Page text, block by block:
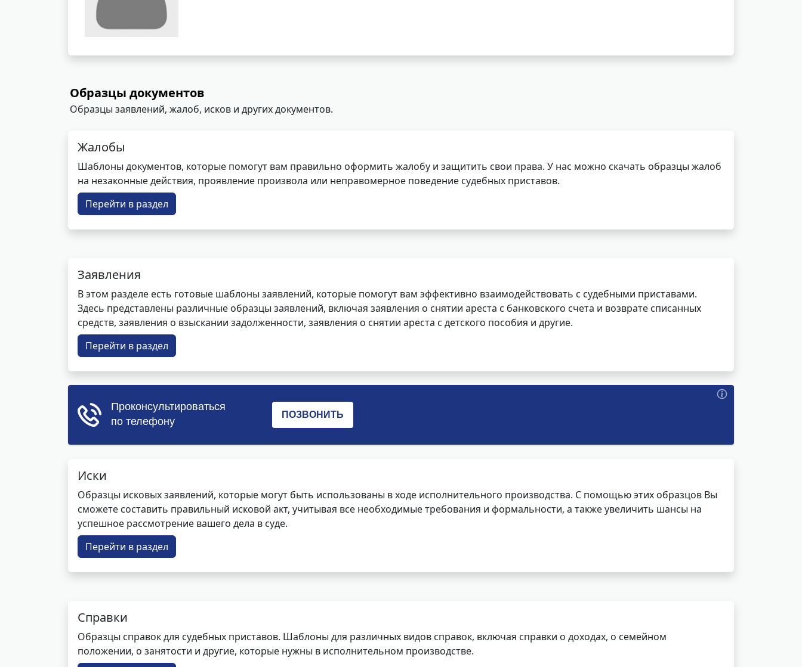
Образцы документов
Образцы заявлений, жалоб, исков и других документов.
Жалобы
Шаблоны документов, которые помогут вам правильно оформить жалобу и защитить свои права. У нас можно скачать образцы жалоб
на незаконные действия, проявление произвола или неправомерное поведение судебных приставов.
Перейти в раздел
Заявления
В этом разделе есть готовые шаблоны заявлений, которые помогут вам эффективно взаимодействовать с судебными приставами.
Здесь представлены различные образцы заявлений, включая заявления о снятии ареста с банковского счета и возврате списанных
средств, заявления о взыскании задолженности, заявления о снятии ареста с детского пособия и другие.
Перейти в раздел
Иски
Образцы исковых заявлений, которые могут быть использованы в ходе исполнительного производства. С помощью этих образцов Вы
сможете составить правильный исковой акт, учитывая все необходимые требования и формальности, а также увеличить шансы на
успешное рассмотрение вашего дела в суде.
Перейти в раздел
Справки
Образцы справок для судебных приставов. Шаблоны для различных видов справок, включая справки о доходах, о семейном
положении, о занятости и другие, которые нужны в исполнительном производстве.